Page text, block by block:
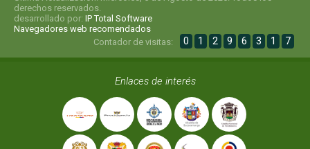
derechos reservados.
desarrollado por: IP Total Software
Navegadores web recomendados
Contador de visitas:
0 1 2 9 6 3 1 7
Enlaces de interés